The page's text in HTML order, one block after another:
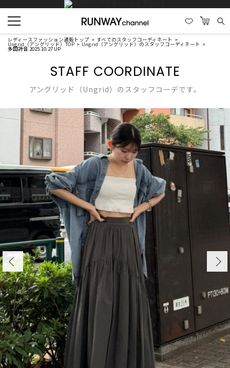
レディースファッション通販トップ すべてのスタッフコーディネート
Ungrid（アングリッド）TOP Ungrid（アングリッド）のスタッフコーディネート
多田詩音 2025.10.27 UP
STAFF COORDINATE
アングリッド（Ungrid）のスタッフコーデです。